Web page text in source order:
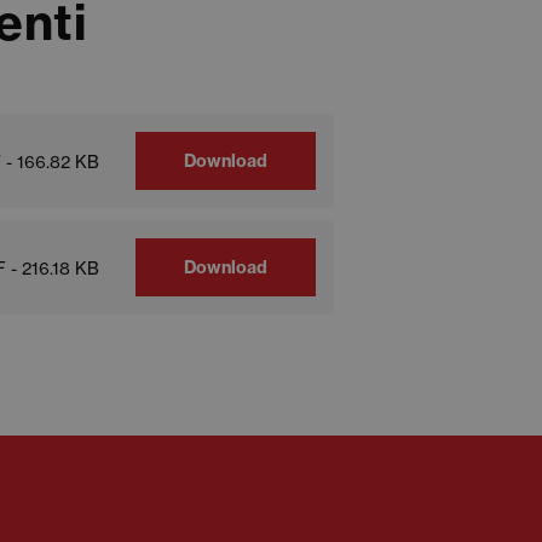
- 166.82 KB Download
- 216.18 KB Download